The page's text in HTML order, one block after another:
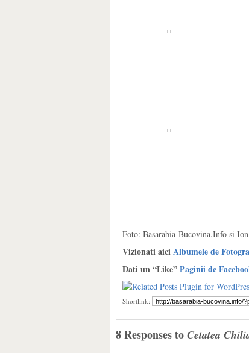
Foto: Basarabia-Bucovina.Info si
Vizionati aiciAlbumele de
Dati un “Like”Paginii de
Shortlink:
8 Responses to Cetatea